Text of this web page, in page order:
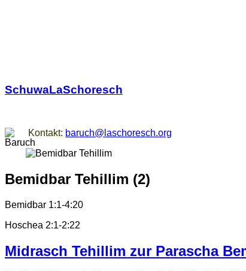
SchuwaLaSchoresch
Kontakt: baruch@laschoresch.org
Bemidbar Tehillim (2)
Bemidbar 1:1-4:20
Hoschea 2:1-2:22
Midrasch Tehillim zur Parascha